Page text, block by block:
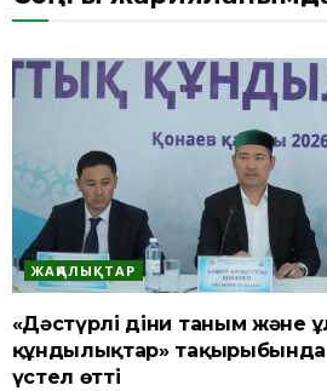
ЖАҢАЛЫҚТАР
«Дәстүрлі діни таным және
құндылықтар»
үстел өтті